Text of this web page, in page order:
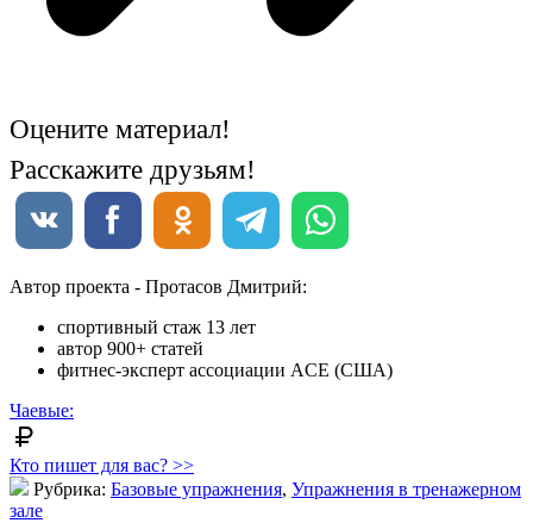
Оцените материал!
Расскажите друзьям!
Автор проекта - Протасов Дмитрий:
спортивный стаж 13 лет
автор 900+ статей
фитнес-эксперт ассоциации ACE (США)
Чаевые:
Кто пишет для вас? >>
Рубрика: Базовые упражнения, Упражнения в тренажерном
зале